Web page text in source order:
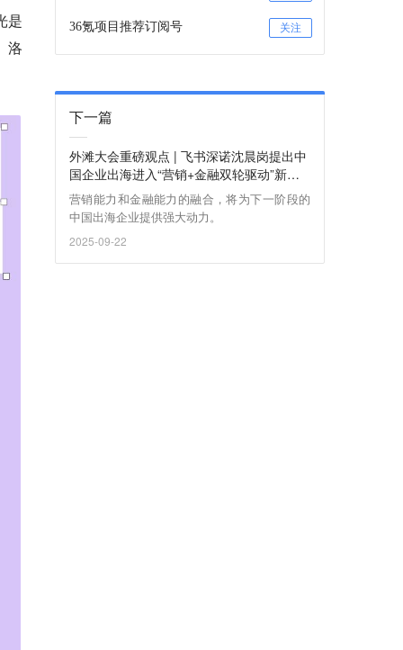
是
洛
36氪项目推荐订阅号 关注
下一篇
外滩大会重磅观点 | 飞书深诺沈晨岗提出中
国企业出海进入“营销+金融双轮驱动”新阶
段
营销能力和金融能力的融合，将为下一阶段的
中国出海企业提供强大动力。
2025-09-22